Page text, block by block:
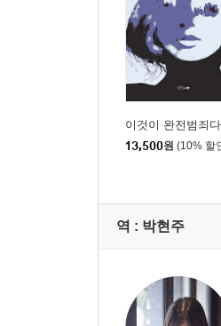
이것이 완전범죄다
13,500원 (10% 할
역 : 박현주